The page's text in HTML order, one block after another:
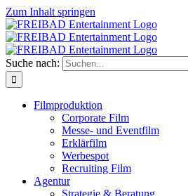
Zum Inhalt springen
Suche nach:
Filmproduktion
Corporate Film
Messe- und Eventfilm
Erklärfilm
Werbespot
Recruiting Film
Agentur
Strategie & Beratung